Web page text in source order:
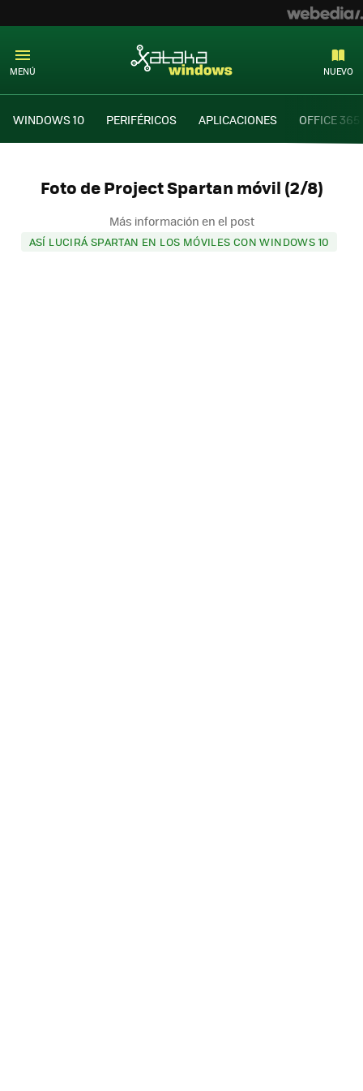
MENÚ NUEVO
WINDOWS 10 PERIFÉRICOS APLICACIONES OFFICE 365
Foto de Project Spartan móvil (2/8)
Más información en el post
ASÍ LUCIRÁ SPARTAN EN LOS MÓVILES CON WINDOWS 10